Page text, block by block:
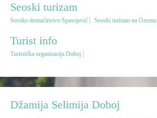
Omladinski turizam
Destinacije
Seoski turizam
Seosko domaćinstvo Spasojević Seoski turizam na Ozrenu
Turist info
Turistička organizacija Doboj
Džamija Selimija Doboj